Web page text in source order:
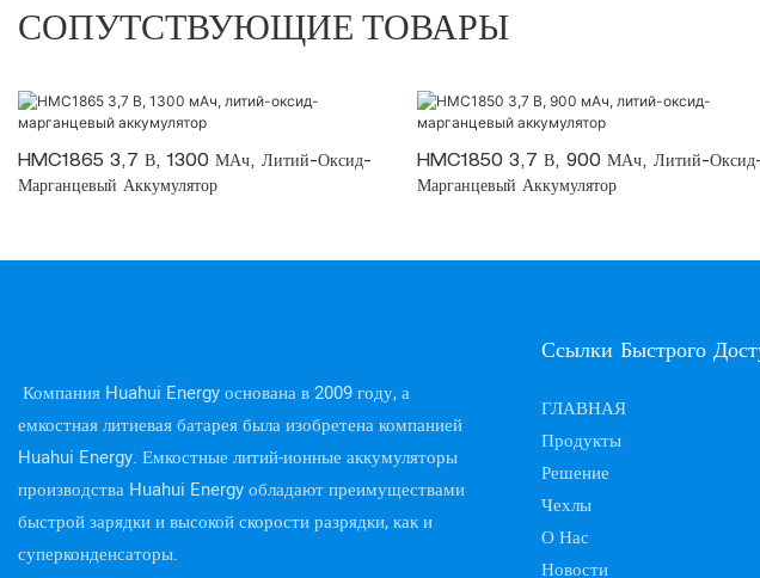
СОПУТСТВУЮЩИЕ ТОВАРЫ
HMC1865 3,7 В, 1300 МАч, Литий-Оксид-
Марганцевый Аккумулятор
HMC1850 3,7 В, 900 МАч, Литий-
Марганцевый Аккумулятор
Компания Huahui Energy основана в 2009 году, а
емкостная литиевая батарея была изобретена компанией
Huahui Energy. Емкостные литий-ионные аккумуляторы
производства Huahui Energy обладают преимуществами
быстрой зарядки и высокой скорости разрядки, как и
суперконденсаторы.
Ссылки Быстрого
ГЛАВНАЯ
Продукты
Решение
Чехлы
О Нас
Новости